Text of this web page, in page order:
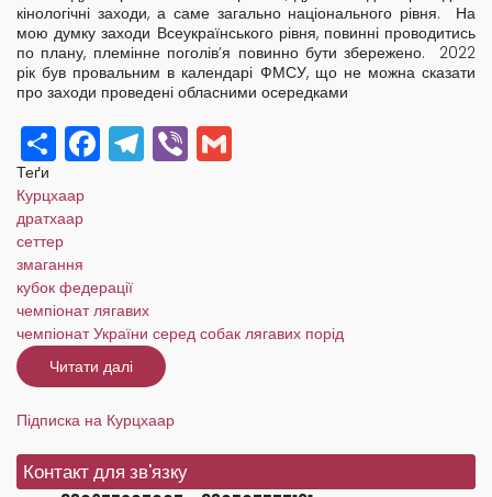
кінологічні заходи, а саме загально національного рівня. На
мою думку заходи Всеукраїнського рівня, повинні проводитись
по плану, племінне поголів’я повинно бути збережено. 2022
рік був провальним в календарі ФМСУ, що не можна сказати
про заходи проведені обласними осередками
Share
Facebook
Telegram
Viber
Теґи
Курцхаар
дратхаар
сеттер
змагання
кубок федерації
чемпіонат лягавих
чемпіонат України серед собак лягавих порід
Читати далі
Підсумкові
України
собак
лягавих
порід
Підписка на Курцхаар
Контакт для зв'язку